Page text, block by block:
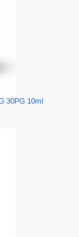
30PG 10ml